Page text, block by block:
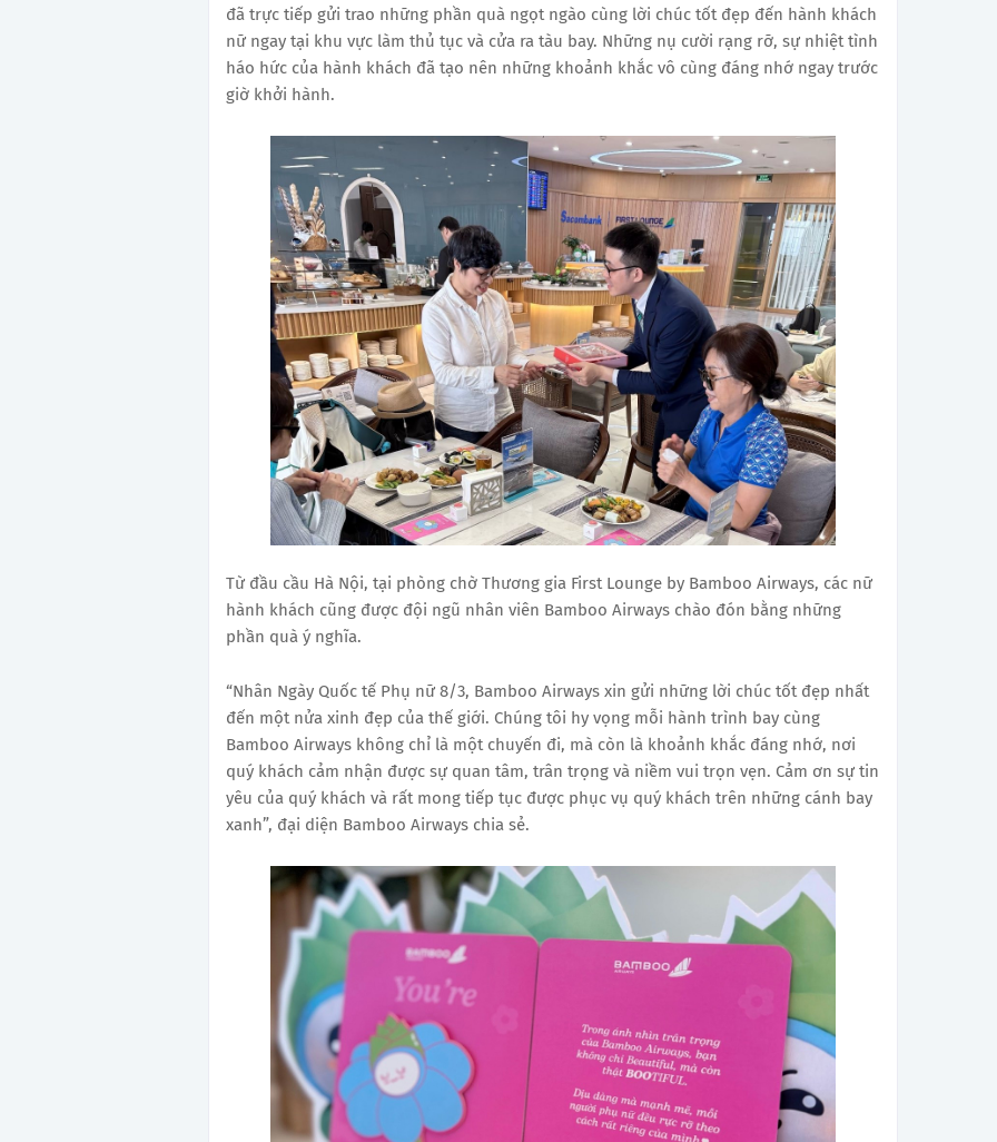
đã trực tiếp gửi trao những phần quà ngọt ngào cùng lời chúc tốt đẹp đến hành khách
nữ ngay tại khu vực làm thủ tục và cửa ra tàu bay. Những nụ cười rạng rỡ, sự nhiệt tình
háo hức của hành khách đã tạo nên những khoảnh khắc vô cùng đáng nhớ ngay trước
giờ khởi hành.
Từ đầu cầu Hà Nội, tại phòng chờ Thương gia First Lounge by Bamboo Airways, các nữ
hành khách cũng được đội ngũ nhân viên Bamboo Airways chào đón bằng những
phần quà ý nghĩa.
“Nhân Ngày Quốc tế Phụ nữ 8/3, Bamboo Airways xin gửi những lời chúc tốt đẹp nhất
đến một nửa xinh đẹp của thế giới. Chúng tôi hy vọng mỗi hành trình bay cùng
Bamboo Airways không chỉ là một chuyến đi, mà còn là khoảnh khắc đáng nhớ, nơi
quý khách cảm nhận được sự quan tâm, trân trọng và niềm vui trọn vẹn. Cảm ơn sự tin
yêu của quý khách và rất mong tiếp tục được phục vụ quý khách trên những cánh bay
xanh”, đại diện Bamboo Airways chia sẻ.